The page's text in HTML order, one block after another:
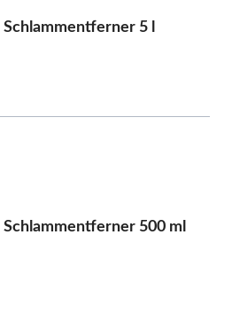
5 l
500 ml